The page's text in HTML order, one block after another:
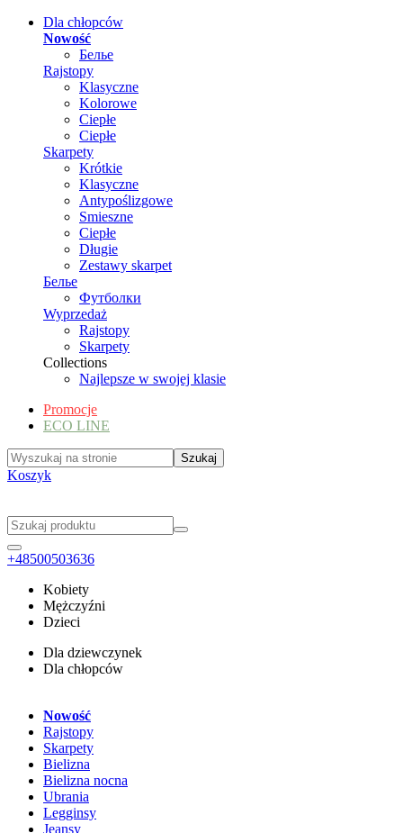
Dla chłopców
Nowość
Белье
Rajstopy
Klasyczne
Kolorowe
Ciepłe
Ciepłe
Skarpety
Krótkie
Klasyczne
Antypoślizgowe
Smieszne
Ciepłe
Długie
Zestawy skarpet
Белье
Футболки
Wyprzedaż
Rajstopy
Skarpety
Collections
Najlepsze w swojej klasie
Promocje
ECO LINE
Koszyk
+48500503636
Kobiety
Mężczyźni
Dzieci
Dla dziewczynek
Dla chłopców
Nowość
Rajstopy
Skarpety
Bielizna
Bielizna nocna
Ubrania
Legginsy
Jeansy